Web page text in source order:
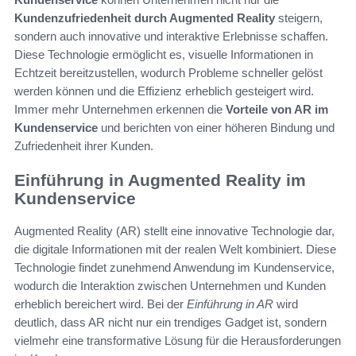
Kundenzufriedenheit durch Augmented Reality steigern,
sondern auch innovative und interaktive Erlebnisse schaffen.
Diese Technologie ermöglicht es, visuelle Informationen in
Echtzeit bereitzustellen, wodurch Probleme schneller gelöst
werden können und die Effizienz erheblich gesteigert wird.
Immer mehr Unternehmen erkennen die Vorteile von AR im
Kundenservice und berichten von einer höheren Bindung und
Zufriedenheit ihrer Kunden.
Einführung in Augmented Reality im
Kundenservice
Augmented Reality (AR) stellt eine innovative Technologie dar,
die digitale Informationen mit der realen Welt kombiniert. Diese
Technologie findet zunehmend Anwendung im Kundenservice,
wodurch die Interaktion zwischen Unternehmen und Kunden
erheblich bereichert wird. Bei der Einführung in AR wird
deutlich, dass AR nicht nur ein trendiges Gadget ist, sondern
vielmehr eine transformative Lösung für die Herausforderungen